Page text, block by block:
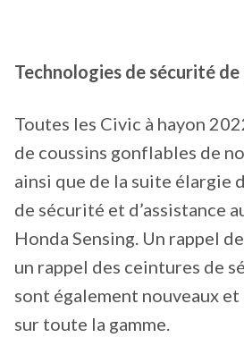
Technologies de sécurité
Toutes les Civic à hayon
de coussins gonflables de
ainsi que de la suite élargie
de sécurité et d’assistance
Honda Sensing. Un rappel
un rappel des ceintures de
sont également nouveaux
sur toute la gamme.